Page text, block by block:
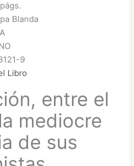
Blanda
9
Libro
entre el
mediocre
de sus